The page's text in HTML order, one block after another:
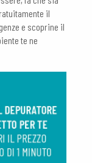
il
e scoprine il
te ne